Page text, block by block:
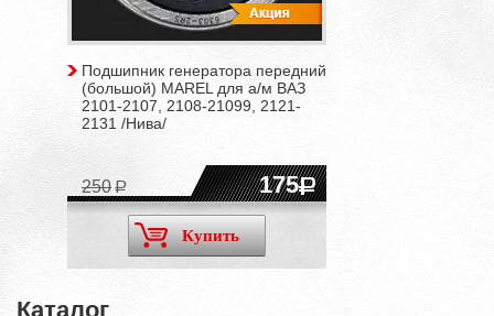
Подшипник генератора передний
(большой) MAREL для а/м ВАЗ
2101-2107, 2108-21099, 2121-
2131 /Нива/
175
250
Купить
Каталог